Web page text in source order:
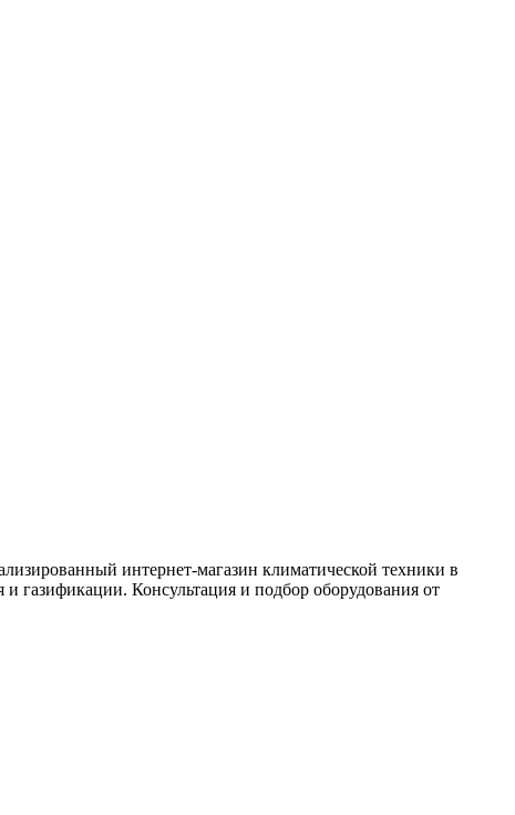
интернет-магазин климатической техники в
газификации. Консультация и подбор оборудования от